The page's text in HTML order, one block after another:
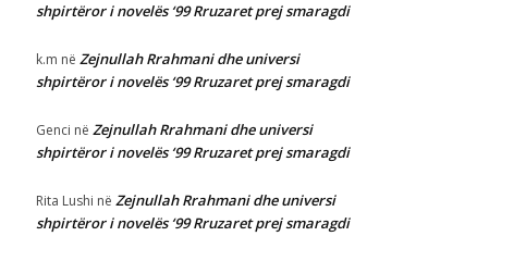
shpirtëror i novelës ‘99 Rruzaret prej smaragdi
k.m në Zejnullah Rrahmani dhe universi
shpirtëror i novelës ‘99 Rruzaret prej smaragdi
Genci në Zejnullah Rrahmani dhe universi
shpirtëror i novelës ‘99 Rruzaret prej smaragdi
Rita Lushi në Zejnullah Rrahmani dhe universi
shpirtëror i novelës ‘99 Rruzaret prej smaragdi